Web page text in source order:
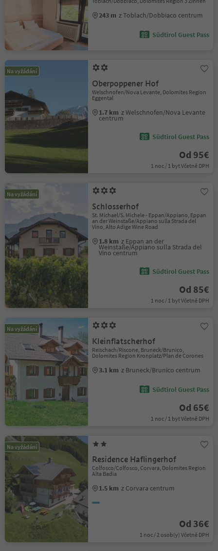
243 m z Toblach/Dobbiaco centrum
Südtirol Guest Pass
Na vyžádání
Oberpoppener Hof
Welschnofen/Nova Levante, Dolomites Region
Eggental
1.7 km z Welschnofen/Nova Levante
centrum
Südtirol Guest Pass
Od 95€
1 noc / 1 byt Včetně DPH
Na vyžádání
Schlosserhof
St. Michael/S. Michele - Eppan/Appiano, Eppan
an der Weinstaße/Appiano sulla Strada del
Vino, Alto Adige Wine Road
1.8 km z Eppan an der
Weinstaße/Appiano sulla Strada del
Vino centrum
Südtirol Guest Pass
Od 85€
1 noc / 1 byt Včetně DPH
Na vyžádání
Kleinflatscherhof
Reischach/Riscone, Bruneck/Brunico,
Dolomites Region Kronplatz/Plan de Corones
3.1 km z Bruneck/Brunico centrum
Südtirol Guest Pass
Od 65€
1 noc / 1 byt Včetně DPH
Na vyžádání
Residence Haflingerhof
Colfosco/Colfosco, Corvara, Dolomites Region
Alta Badia
1.5 km z Corvara centrum
Od 36€
1 noc / 2 osob(y) Včetně DPH